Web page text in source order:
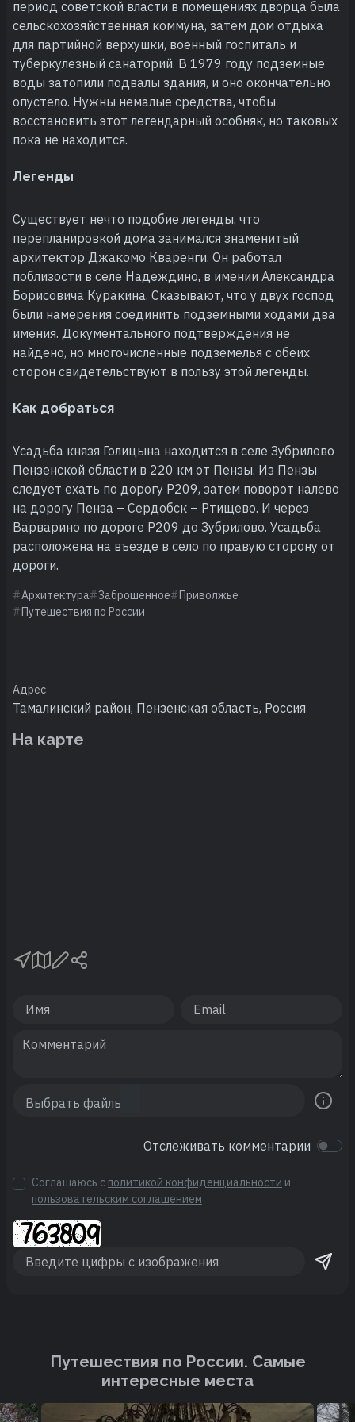
период советской власти в помещениях дворца была
сельскохозяйственная коммуна, затем дом отдыха
для партийной верхушки, военный госпиталь и
туберкулезный санаторий. В 1979 году подземные
воды затопили подвалы здания, и оно окончательно
опустело. Нужны немалые средства, чтобы
восстановить этот легендарный особняк, но таковых
пока не находится.
Легенды
Существует нечто подобие легенды, что
перепланировкой дома занимался знаменитый
архитектор Джакомо Кваренги. Он работал
поблизости в селе Надеждино, в имении Александра
Борисовича Куракина. Сказывают, что у двух господ
были намерения соединить подземными ходами два
имения. Документального подтверждения не
найдено, но многочисленные подземелья с обеих
сторон свидетельствуют в пользу этой легенды.
Как добраться
Усадьба князя Голицына находится в селе Зубрилово
Пензенской области в 220 км от Пензы. Из Пензы
следует ехать по дорогу Р209, затем поворот налево
на дорогу Пенза – Сердобск – Ртищево. И через
Варварино по дороге Р209 до Зубрилово. Усадьба
расположена на въезде в село по правую сторону от
дороги.
Архитектура Заброшенное
Приволжье
Путешествия по России
Адрес
Тамалинский район, Пензенская область, Россия
На карте
Отслеживать комментарии
Соглашаюсь с политикой конфиденциальности и
пользовательским соглашением
Путешествия по России. Cамые
интересные места